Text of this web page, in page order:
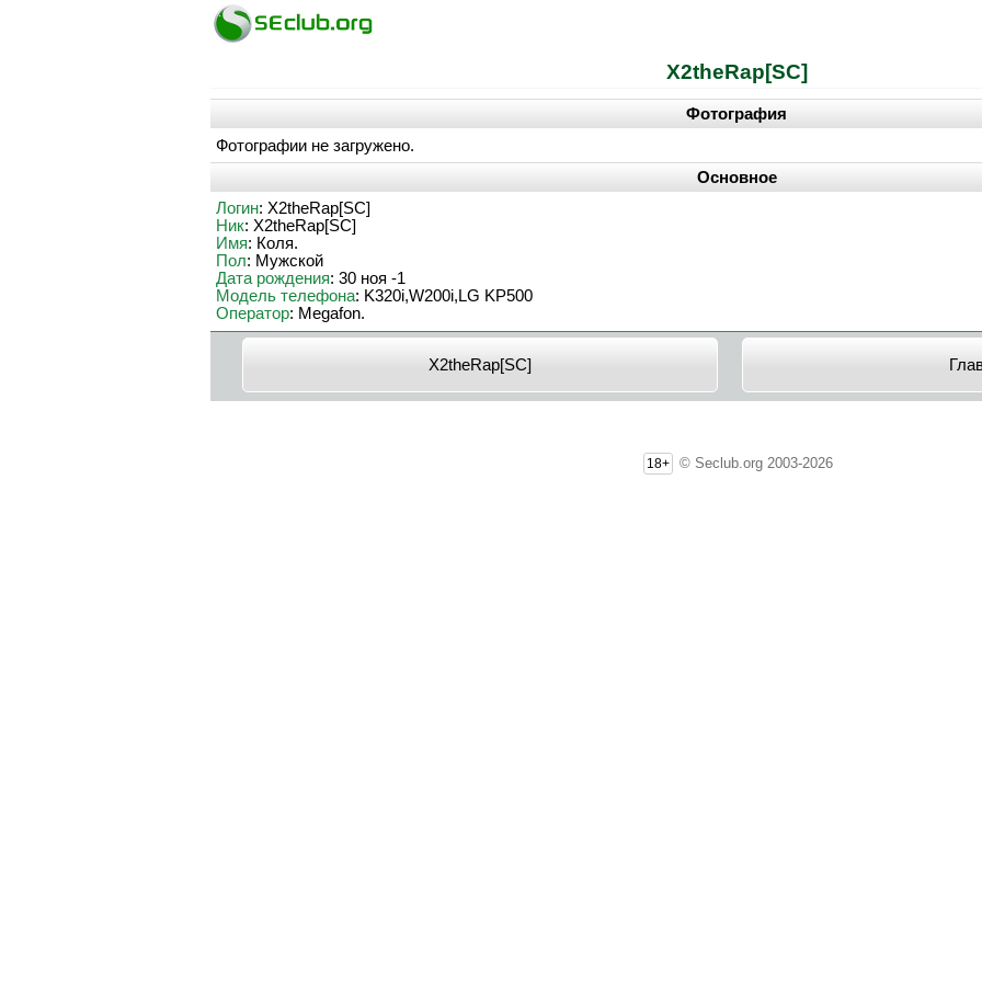
X2theRap[SC]
Фотография
Фотографии не загружено.
Основное
Логин: X2theRap[SC]
Ник: X2theRap[SC]
Имя: Коля.
Пол: Мужской
Дата рождения: 30 ноя -1
Модель телефона: K320i,W200i,LG KP500
Оператор: Megafon.
X2theRap[SC]
18+ © Seclub.org 2003-2026